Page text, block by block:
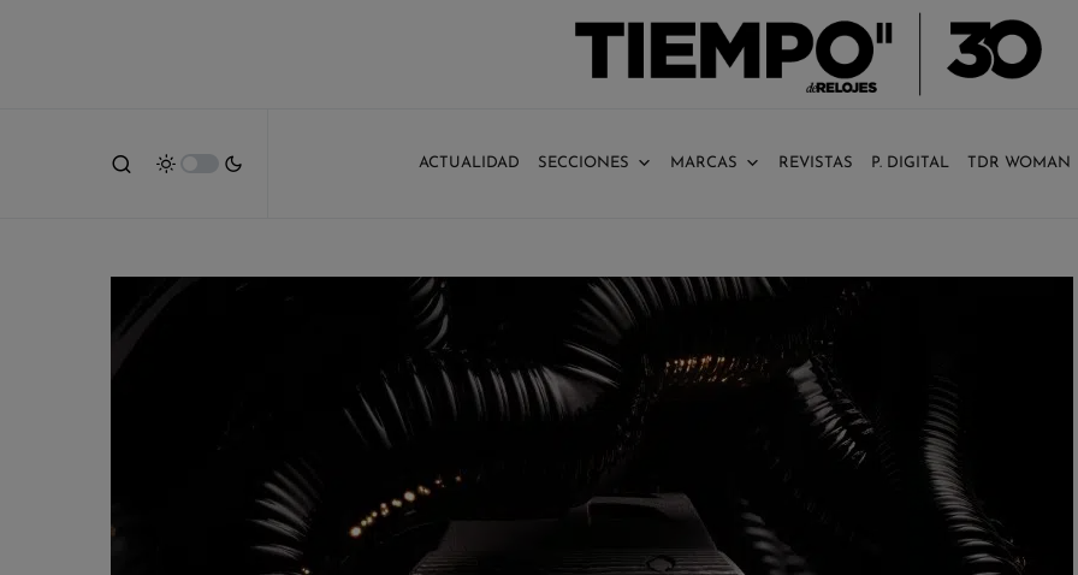
ACTUALIDAD SECCIONES MARCAS REVISTAS P. DIGITAL TDR WOMAN